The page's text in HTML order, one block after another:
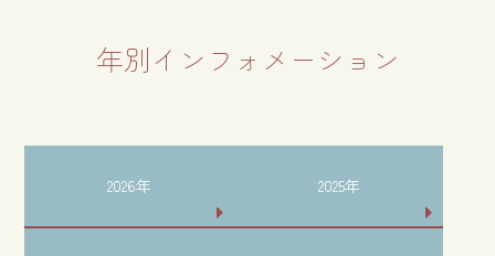
年別インフォメーション
2026年 2025年